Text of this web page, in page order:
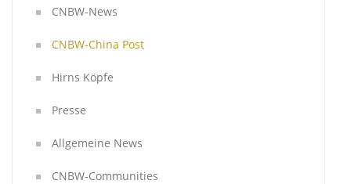
CNBW-News
CNBW-China Post
Hirns Köpfe
Presse
Allgemeine News
CNBW-Communities